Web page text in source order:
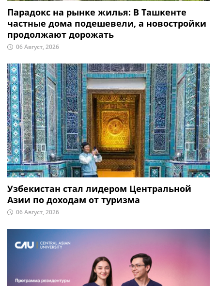
Парадокс на рынке жилья: В Ташкенте
частные дома подешевели, а новостройки
продолжают дорожать
06 Август, 2026
Узбекистан стал лидером Центральной
Азии по доходам от туризма
06 Август, 2026